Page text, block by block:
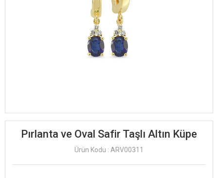
Pırlanta ve Oval Safir Taşlı Altın Küpe
Ürün Kodu : ARV00311